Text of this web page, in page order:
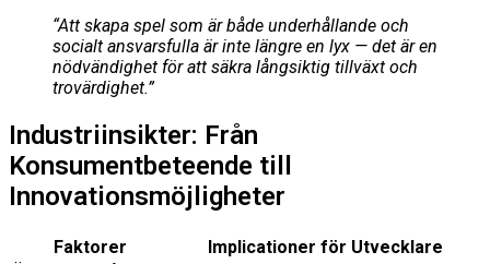
“Att skapa spel som är både underhållande och
socialt ansvarsfulla är inte längre en lyx — det är en
nödvändighet för att säkra långsiktig tillväxt och
trovärdighet.”
Industriinsikter: Från
Konsumentbeteende till
Innovationsmöjligheter
Faktorer
Implicationer för Utvecklare